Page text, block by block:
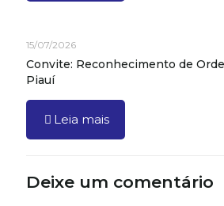
15/07/2026
Convite: Reconhecimento de
Piauí
Leia mais
Deixe um comentário